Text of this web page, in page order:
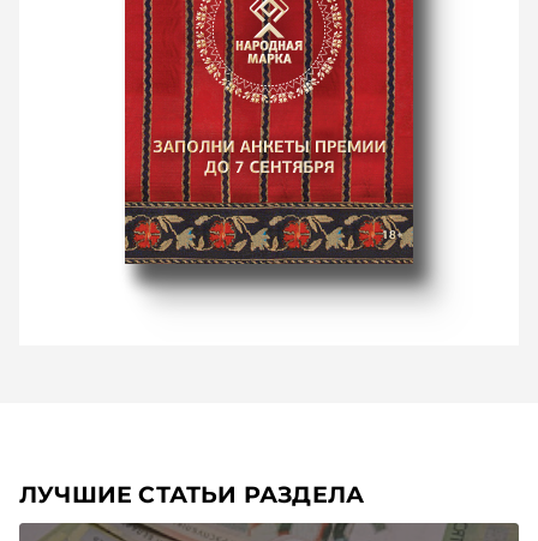
ЛУЧШИЕ СТАТЬИ РАЗДЕЛА